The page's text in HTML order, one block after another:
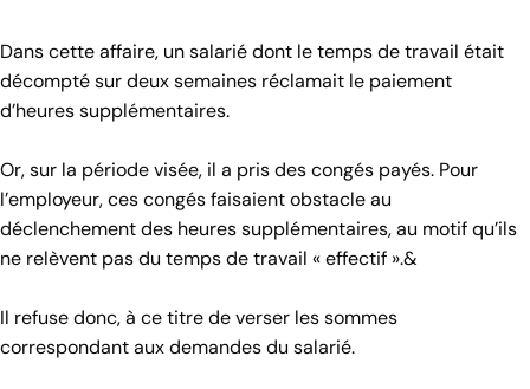
Dans cette affaire, un salarié dont le temps de travail était
décompté sur deux semaines réclamait le paiement
d’heures supplémentaires.
Or, sur la période visée, il a pris des congés payés. Pour
l’employeur, ces congés faisaient obstacle au
déclenchement des heures supplémentaires, au motif qu’ils
ne relèvent pas du temps de travail « effectif ».&
Il refuse donc, à ce titre de verser les sommes
correspondant aux demandes du salarié.